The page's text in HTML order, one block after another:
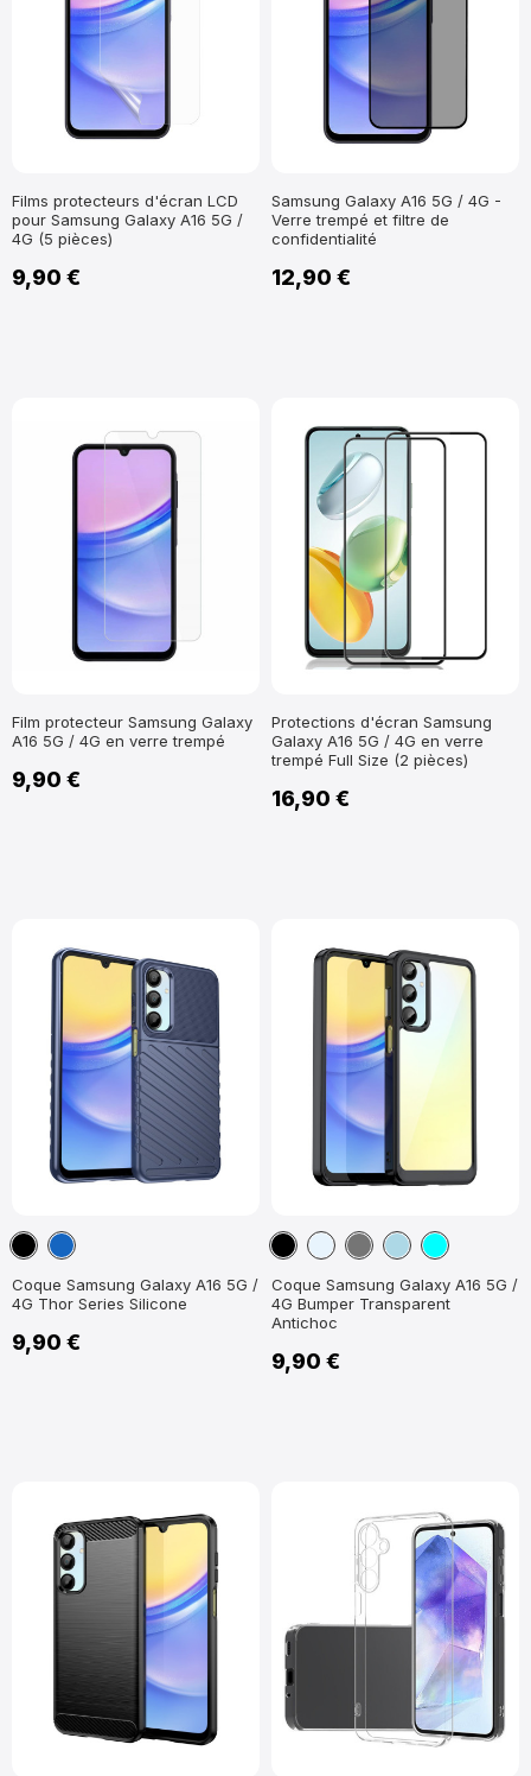
Films protecteurs d'écran LCD
pour Samsung Galaxy A16 5G /
4G (5 pièces)
9,90 €
Samsung Galaxy A16 5G / 4G -
Verre trempé et filtre de
confidentialité
12,90 €
Film protecteur Samsung Galaxy
A16 5G / 4G en verre trempé
9,90 €
Protections d'écran Samsung
Galaxy A16 5G / 4G en verre
trempé Full Size (2 pièces)
16,90 €
NoirBleu
Coque Samsung Galaxy A16 5G /
4G Thor Series Silicone
9,90 €
NoirTransparent
GrisBleuCyan
Coque Samsung Galaxy A16 5G /
4G Bumper Transparent
Antichoc
9,90 €